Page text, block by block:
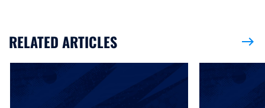
RELATED ARTICLES east